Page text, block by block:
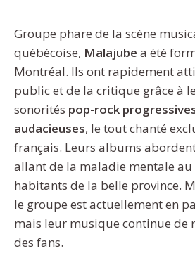
Groupe phare de la scène
québécoise, Malajube a été
Montréal. Ils ont rapidement
public et de la critique grâce à
sonorités pop-rock
audacieuses, le tout chanté
français. Leurs albums
allant de la maladie mentale
habitants de la belle province.
le groupe est actuellement en
mais leur musique continue de
des fans.